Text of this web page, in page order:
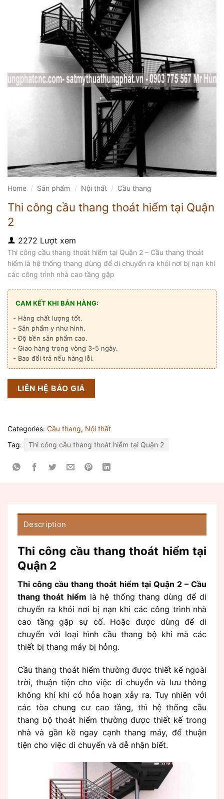
Home / Sản phẩm / Nội thất / Cầu thang
Thi công cầu thang thoát hiểm tại Quận
2
2272 Lượt xem
Thi công cầu thang thoát hiểm tại Quận 2 – Cầu thang thoát
hiểm là hệ thống thang dùng để di chuyển ra khỏi nơi bị nạn khi
các công trình nhà cao tầng gặp
CAM KẾT KHI BÁN HÀNG:
- Hàng chất lượng tốt.
- Sản phẩm y như hình.
- Độ bền sản phẩm cao.
- Giao hàng trong vòng 3-5 ngày.
- Bao đổi trả nếu hàng lỗi.
LIÊN HỆ BÁO GIÁ
Categories: Cầu thang, Nội thất
Tag:
Thi công cầu thang thoát hiểm tại Quận 2
Description
Thi công cầu thang thoát hiểm tại
Quận 2
Thi công cầu thang thoát hiểm tại Quận 2 – Cầu
thang thoát hiểm là hệ thống thang dùng để di
chuyển ra khỏi nơi bị nạn khi các công trình nhà
cao tầng gặp sự cố. Hoặc được dùng để di
chuyển với loại hình cầu thang bộ khi mà các
thiết bị thang máy bị hỏng.
Cầu thang thoát hiểm thường được thiết kế ngoài
trời, thuận tiện cho việc di chuyển và lưu thông
không khí khi có hỏa hoạn xảy ra. Tuy nhiên với
các tòa chung cư cao tầng, thì hệ thống cầu
thang bộ thoát hiểm thường được thiết kế trong
nhà và gần kề ngay cạnh thang máy, để thuận
tiện cho việc di chuyển và dễ nhận biết.